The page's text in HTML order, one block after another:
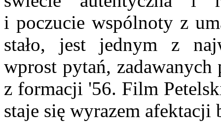
i poczucie wspólnoty z
stało, jest jednym z
wprost pytań,
z formacji '56. Film
staje się wyrazem